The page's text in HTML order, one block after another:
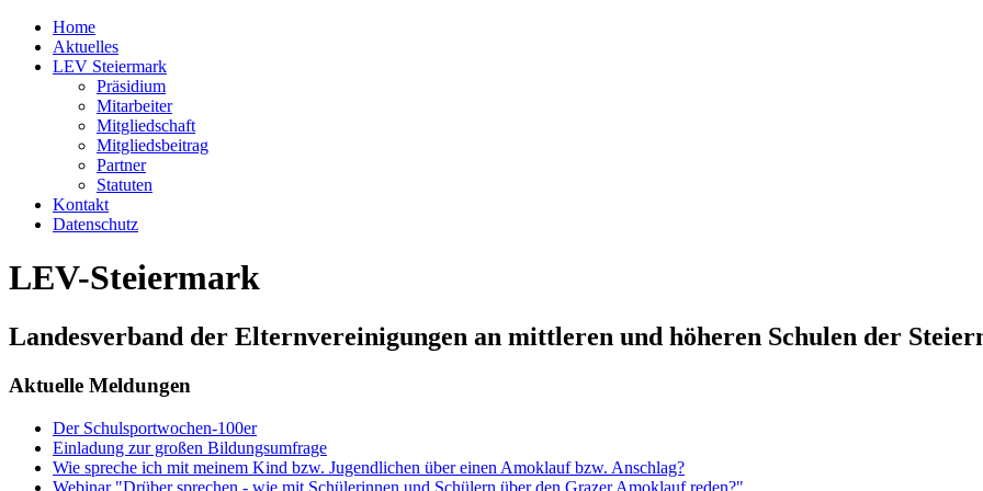
Home
Aktuelles
LEV Steiermark
Präsidium
Mitarbeiter
Mitgliedschaft
Mitgliedsbeitrag
Partner
Statuten
Kontakt
Datenschutz
LEV-Steiermark
Landesverband der Elternvereinigungen an mittleren und höheren Schulen der
Aktuelle Meldungen
Der Schulsportwochen-100er
Einladung zur großen Bildungsumfrage
Wie spreche ich mit meinem Kind bzw. Jugendlichen über einen Amoklauf bzw. Anschlag?
Webinar "Drüber sprechen - wie mit Schülerinnen und Schülern über den Grazer Amoklauf reden?"